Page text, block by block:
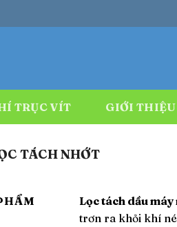
TRỤC VÍT GIỚI THIỆU
TÁCH NHỚT
Lọc tách dầu máy
trơn ra khỏi khí